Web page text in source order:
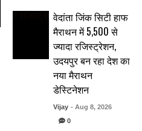
वेदांता जिंक सिटी हाफ
मैराथन में 5,500 से
ज्यादा रजिस्ट्रेशन,
उदयपुर बन रहा देश का
नया मैराथन
डेस्टिनेशन
Vijay - Aug 8, 2026
0